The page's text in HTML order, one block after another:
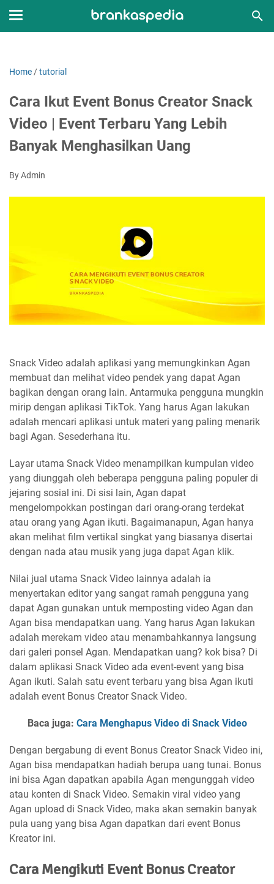
Home /tutorial
Cara Ikut Event Bonus Creator Snack
Video | Event Terbaru Yang Lebih
Banyak Menghasilkan Uang
By Admin
Snack Video adalah aplikasi yang memungkinkan Agan
membuat dan melihat video pendek yang dapat Agan
bagikan dengan orang lain. Antarmuka pengguna mungkin
mirip dengan aplikasi TikTok. Yang harus Agan lakukan
adalah mencari aplikasi untuk materi yang paling menarik
bagi Agan. Sesederhana itu.
Layar utama Snack Video menampilkan kumpulan video
yang diunggah oleh beberapa pengguna paling populer di
jejaring sosial ini. Di sisi lain, Agan dapat
mengelompokkan postingan dari orang-orang terdekat
atau orang yang Agan ikuti. Bagaimanapun, Agan hanya
akan melihat film vertikal singkat yang biasanya disertai
dengan nada atau musik yang juga dapat Agan klik.
Nilai jual utama Snack Video lainnya adalah ia
menyertakan editor yang sangat ramah pengguna yang
dapat Agan gunakan untuk memposting video Agan dan
Agan bisa mendapatkan uang. Yang harus Agan lakukan
adalah merekam video atau menambahkannya langsung
dari galeri ponsel Agan. Mendapatkan uang? kok bisa? Di
dalam aplikasi Snack Video ada event-event yang bisa
Agan ikuti. Salah satu event terbaru yang bisa Agan ikuti
adalah event Bonus Creator Snack Video.
Baca juga: Cara Menghapus Video di Snack Video
Dengan bergabung di event Bonus Creator Snack Video ini,
Agan bisa mendapatkan hadiah berupa uang tunai. Bonus
ini bisa Agan dapatkan apabila Agan mengunggah video
atau konten di Snack Video. Semakin viral video yang
Agan upload di Snack Video, maka akan semakin banyak
pula uang yang bisa Agan dapatkan dari event Bonus
Kreator ini.
Cara Mengikuti Event Bonus Creator